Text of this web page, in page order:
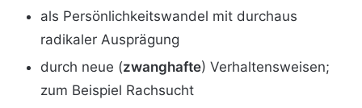
als Persönlichkeitswandel mit durchaus
radikaler Ausprägung
durch neue (zwanghafte) Verhaltensweisen;
zum Beispiel Rachsucht